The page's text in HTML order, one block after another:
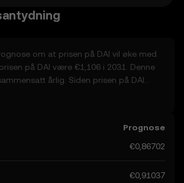
om at prisen på DAI vil øke med
på DAI være €1,106 i 2031. Denne
årlig. Siden prisen på DAI
med en oppadgående trend, og
prognoser for DAI og varierer
med en topp på €4,554. Disse
rundt krypto, samt teknologiske
Prognose
€0,86702
€0,91037